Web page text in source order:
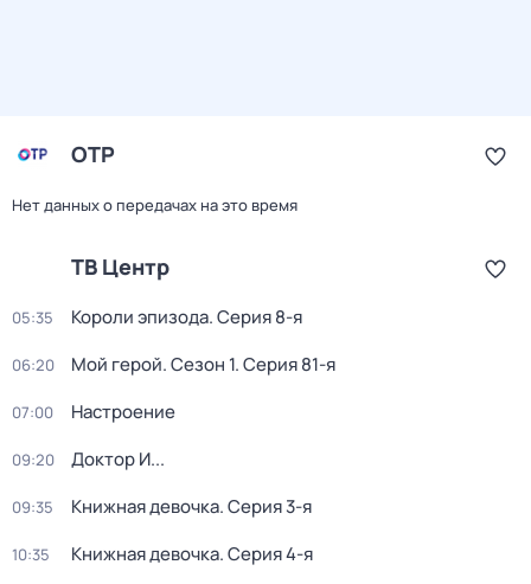
ОТР
Нет данных о передачах на это время
ТВ Центр
05:35 Короли эпизода. Серия 8-я
06:20 Мой герой. Сезон 1. Серия 81-я
07:00 Настроение
09:20 Доктор И...
09:35 Книжная девочка. Серия 3-я
10:35 Книжная девочка. Серия 4-я